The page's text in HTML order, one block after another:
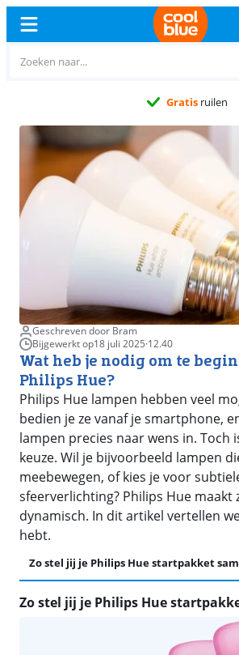
Gratis ruilen
Geschreven door Bram
Bijgewerkt op18 juli 2025·12.40
Wat heb je nodig om te
Philips Hue?
Philips Hue lampen hebben veel
bedien je ze vanaf je smartphone,
lampen precies naar wens in. Toch
keuze. Wil je bijvoorbeeld lampen
meebewegen, of kies je voor
sfeerverlichting? Philips Hue maakt
dynamisch. In dit artikel vertellen
hebt.
Zo stel jij je Philips Hue startpakket
Zo stel jij je Philips Hue